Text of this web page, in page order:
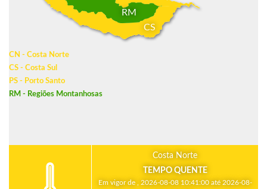
CS
RM
CN - Costa Norte
CS - Costa Sul
PS - Porto Santo
RM - Regiões Montanhosas
Costa Norte
TEMPO QUENTE
Em vigor de , 2026-08-08 10:41:00 até 2026-08-